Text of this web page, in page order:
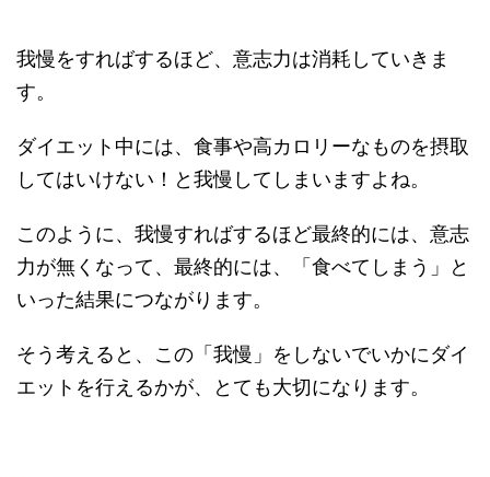
我慢をすればするほど、意志力は消耗していきま
す。
ダイエット中には、食事や高カロリーなものを摂取
してはいけない！と我慢してしまいますよね。
このように、我慢すればするほど最終的には、意志
力が無くなって、最終的には、「食べてしまう」と
いった結果につながります。
そう考えると、この「我慢」をしないでいかにダイ
エットを行えるかが、とても大切になります。